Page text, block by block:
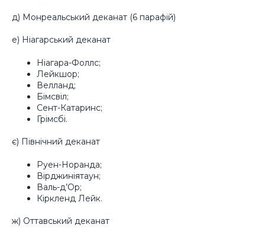
д) Монреальський деканат (6 парафій)
е) Ніагарський деканат
Ніагара-Фоллс;
Лейкшор;
Велланд;
Бімсвіл;
Сент-Катаринс;
Грімсбі.
є) Північний деканат
Руен-Норанда;
Вірджиніятаун;
Валь-д’Ор;
Кіркленд Лейк.
ж) Оттавський деканат